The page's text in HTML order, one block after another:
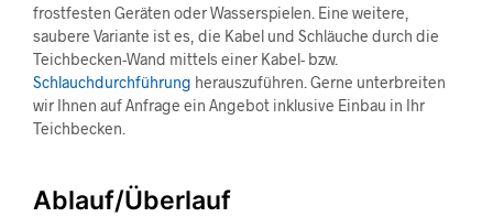
frostfesten Geräten oder Wasserspielen. Eine weitere,
saubere Variante ist es, die Kabel und Schläuche durch die
Teichbecken-Wand mittels einer Kabel- bzw.
Schlauchdurchführung herauszuführen. Gerne unterbreiten
wir Ihnen auf Anfrage ein Angebot inklusive Einbau in Ihr
Teichbecken.
Ablauf/Überlauf